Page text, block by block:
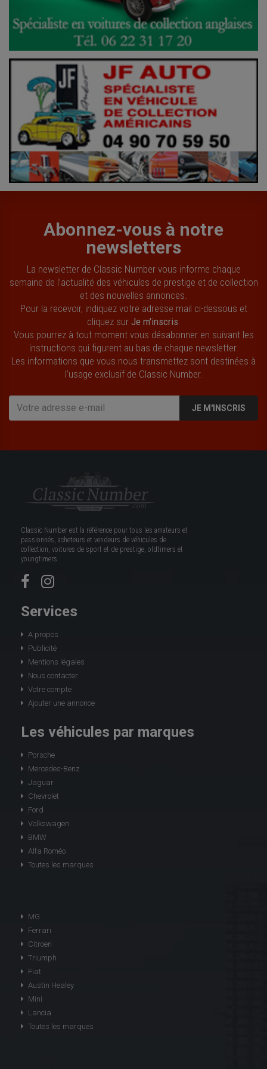
Abonnez-vous à notre
newsletters
La newsletter de Classic Number vous informe chaque
semaine de l’actualité des véhicules de prestige et de collection
et des nouvelles annonces.
Pour la recevoir, indiquez votre adresse mail ci-dessous et
cliquez sur Je m'inscris
Vous pourrez à tout moment vous désabonner en suivant les
instructions qui figurent au bas de chaque newsletter.
Les informations que vous nous transmettez sont destinées à
l’usage exclusif de Classic Number.
JE M'INSCRIS
Classic Number est la référence pour tous les amateurs et
passionnés, acheteurs et vendeurs de véhicules de
collection, voitures de sport et de prestige, oldtimers et
youngtimers.
Services
A propos
Publicité
Mentions légales
Nous contacter
Votre compte
Ajouter une annonce
Les véhicules par marques
Porsche
Mercedes-Benz
Jaguar
Chevrolet
Ford
Volkswagen
BMW
Alfa Roméo
Toutes les marques
MG
Ferrari
Citroen
Triumph
Fiat
Austin Healey
Mini
Lancia
Toutes les marques